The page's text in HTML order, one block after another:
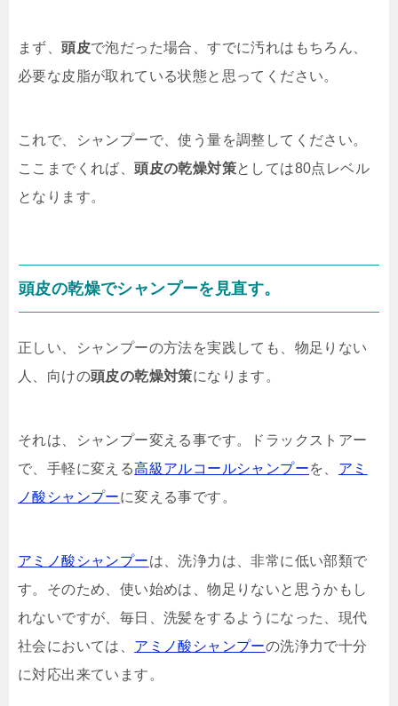
まず、頭皮で泡だった場合、すでに汚れはもちろん、
必要な皮脂が取れている状態と思ってください。
これで、シャンプーで、使う量を調整してください。
ここまでくれば、頭皮の乾燥対策としては80点レベル
となります。
頭皮の乾燥でシャンプーを見直す。
正しい、シャンプーの方法を実践しても、物足りない
人、向けの頭皮の乾燥対策になります。
それは、シャンプー変える事です。ドラックストアー
で、手軽に変える高級アルコールシャンプーを、 アミ
ノ酸シャンプーに変える事です。
アミノ酸シャンプーは、洗浄力は、非常に低い部類で
す。そのため、使い始めは、物足りないと思うかもし
れないですが、毎日、洗髪をするようになった、現代
社会においては、 アミノ酸シャンプーの洗浄力で十分
に対応出来ています。